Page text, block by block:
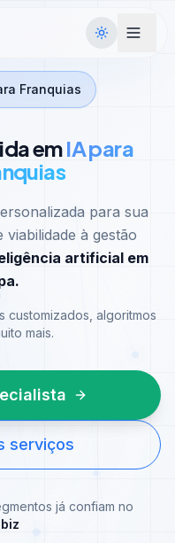
Franquias
emIA para
para sua
à gestão
artificial em
customizados, algoritmos
mais.
serviços
já confiam no